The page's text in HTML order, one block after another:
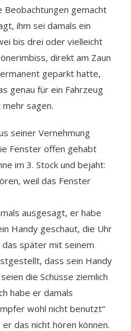
Beobachtungen gemacht
ihm sei damals ein
bis drei oder vielleicht
direkt am Zaun
geparkt hatte,
genau für ein Fahrzeug
sagen.
seiner Vernehmung
Fenster offen gehabt
im 3. Stock und bejaht:
weil das Fenster
ausgesagt, er habe
Handy geschaut, die Uhr
später mit seinem
dass sein Handy
die Schüsse ziemlich
habe er damals
wohl nicht benutzt“
das nicht hören können.